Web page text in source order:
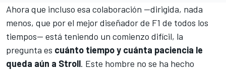
Ahora que incluso esa colaboración —dirigida, nada
menos, que por el mejor diseñador de F1 de todos los
tiempos— está teniendo un comienzo difícil, la
pregunta es cuánto tiempo y cuánta paciencia le
queda aún a Stroll. Este hombre no se ha hecho